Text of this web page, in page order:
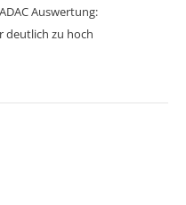
Auswertung:
deutlich zu hoch